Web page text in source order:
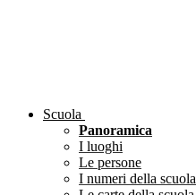
Scuola
Panoramica
I luoghi
Le persone
I numeri della scuola